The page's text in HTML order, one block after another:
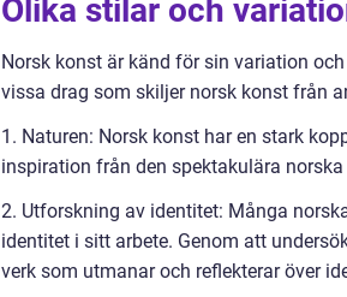
Olika stilar och
Norsk konst är känd för sin variation
vissa drag som skiljer norsk konst från
1. Naturen: Norsk konst har en stark
inspiration från den spektakulära
2. Utforskning av identitet: Många
identitet i sitt arbete. Genom att
verk som utmanar och reflekterar över